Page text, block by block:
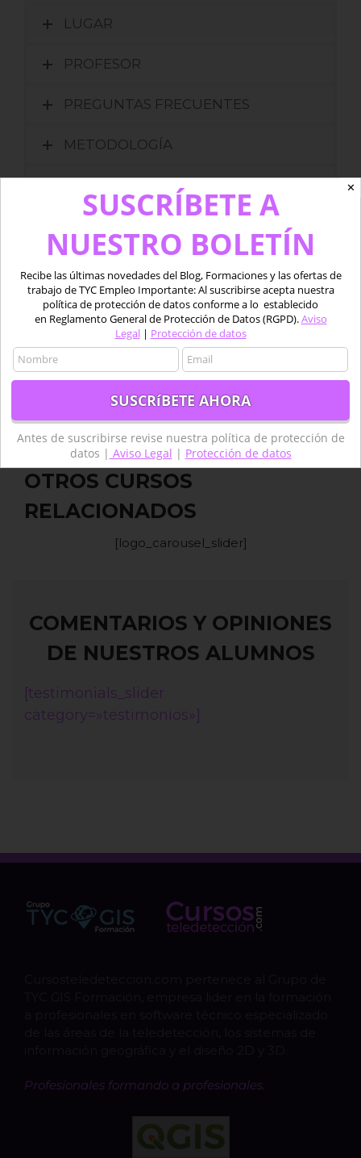
LUGAR
PROFESOR
PREGUNTAS FRECUENTES
METODOLOGÍA
Valora este curso
(27votos, promedio:
4,93de 5)
OTROS CURSOS
RELACIONADOS
[logo_carousel_slider]
COMENTARIOS Y OPINIONES
DE NUESTROS ALUMNOS
[testimonials_slider
category=»testimonios»]
Profesionales formando a profesionales.
✕
SUSCRÍBETE A
NUESTRO BOLETÍN
Recibe las últimas novedades del Blog, Formaciones y las ofertas de
trabajo de TYC Empleo Importante: Al suscribirse acepta nuestra
política de protección de datos conforme a lo establecido
en Reglamento General de Protección de Datos (RGPD).Aviso
Legal| Protección de datos
Antes de suscribirse revise nuestra política de protección de
datos | Aviso Legal | Protección de datos